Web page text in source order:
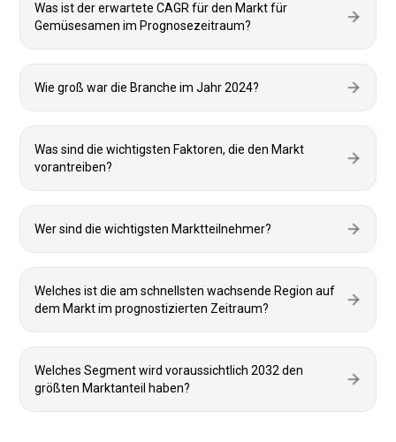
Was ist der erwartete CAGR für den Markt für
Gemüsesamen im Prognosezeitraum?
Wie groß war die Branche im Jahr 2024?
Was sind die wichtigsten Faktoren, die den Markt
vorantreiben?
Wer sind die wichtigsten Marktteilnehmer?
Welches ist die am schnellsten wachsende Region auf
dem Markt im prognostizierten Zeitraum?
Welches Segment wird voraussichtlich 2032 den
größten Marktanteil haben?